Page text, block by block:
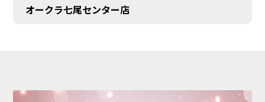
オークラ七尾センター店